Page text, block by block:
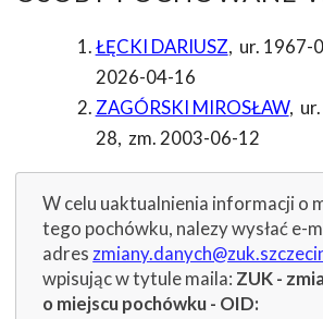
ŁĘCKI DARIUSZ, ur. 1967-
2026-04-16
ZAGÓRSKI MIROSŁAW,
28, zm. 2003-06-12
W celu uaktualnienia informacji o
tego pochówku, nalezy wysłać e-
adres
wpisując w tytule maila: ZUK -
o miejscu pochówku - OID: